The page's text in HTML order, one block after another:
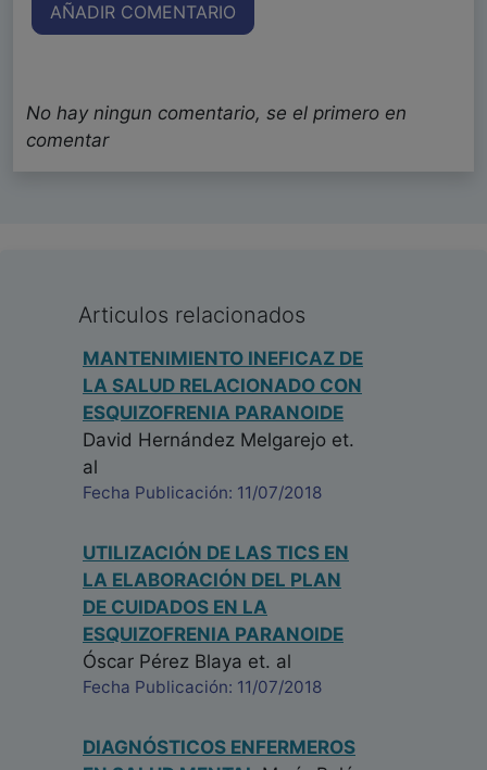
AÑADIR COMENTARIO
No hay ningun comentario, se el primero en
comentar
Articulos relacionados
MANTENIMIENTO INEFICAZ DE
LA SALUD RELACIONADO CON
ESQUIZOFRENIA PARANOIDE
David Hernández Melgarejo et.
al
Fecha Publicación: 11/07/2018
UTILIZACIÓN DE LAS TICS EN
LA ELABORACIÓN DEL PLAN
DE CUIDADOS EN LA
ESQUIZOFRENIA PARANOIDE
Óscar Pérez Blaya et. al
Fecha Publicación: 11/07/2018
DIAGNÓSTICOS ENFERMEROS